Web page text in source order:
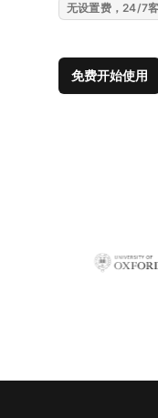
无设置费，24/7
免费开始使用